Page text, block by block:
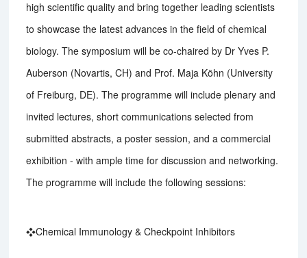
high scientific quality and bring together leading scientists
to showcase the latest advances in the field of chemical
biology. The symposium will be co-chaired by Dr Yves P.
Auberson (Novartis, CH) and Prof. Maja Köhn (University
of Freiburg, DE). The programme will include plenary and
invited lectures, short communications selected from
submitted abstracts, a poster session, and a commercial
exhibition - with ample time for discussion and networking.
The programme will include the following sessions:
❖Chemical Immunology & Checkpoint Inhibitors